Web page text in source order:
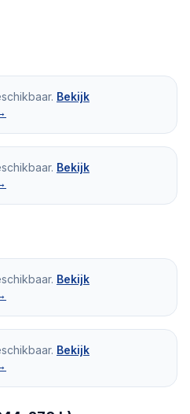
Bekijk
Bekijk
Bekijk
Bekijk